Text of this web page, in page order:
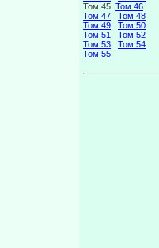
Том 45 Том 46
Том 47
Том 48
Том 49
Том 50
Том 51
Том 52
Том 53
Том 54
Том 55